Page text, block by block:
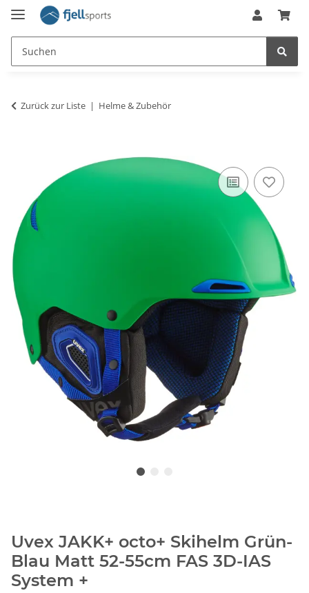
Zurück zur Liste Helme & Zubehör
Uvex JAKK+ octo+ Skihelm Grün-
Blau Matt 52-55cm FAS 3D-IAS
System +